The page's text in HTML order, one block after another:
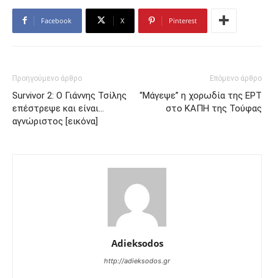
Facebook X Pinterest
Προηγούμενο άρθρο
Survivor 2: Ο Γιάννης Τσίλης
επέστρεψε και είναι…
αγνώριστος [εικόνα]
Επόμενο άρθρο
“Μάγεψε” η χορωδία της ΕΡΤ
στο ΚΑΠΗ της Τούφας
Adieksodos
http://adieksodos.gr